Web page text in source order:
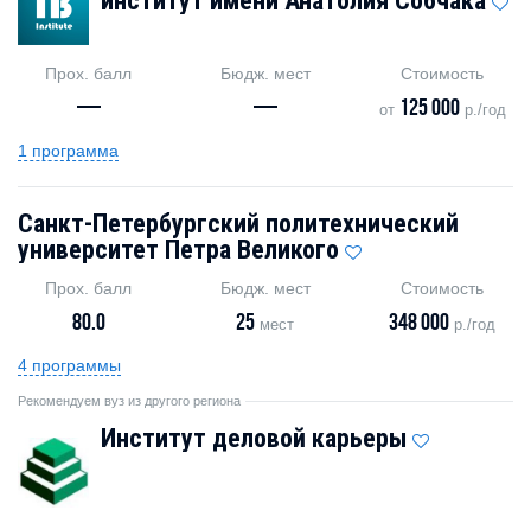
Прох. балл
—
Бюдж. мест
—
Стоимость
от 125 000р./год
1 программа
Санкт-Петербургский политехнический
университет Петра Великого
Прох. балл
80.0
Бюдж. мест
25 мест
Стоимость
348 000 р./год
4 программы
Рекомендуем вуз из другого региона
Институт деловой карьеры